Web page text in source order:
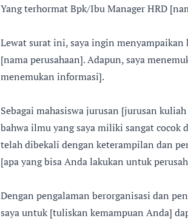
Yang terhormat Bpk/Ibu Manager HRD
Lewat surat ini, saya ingin
[nama perusahaan]. Adapun, saya
menemukan informasi].
Sebagai mahasiswa jurusan [jurusan
bahwa ilmu yang saya miliki sangat cocok
telah dibekali dengan keterampilan dan
[apa yang bisa Anda lakukan untuk
Dengan pengalaman berorganisasi dan
saya untuk [tuliskan kemampuan Anda]